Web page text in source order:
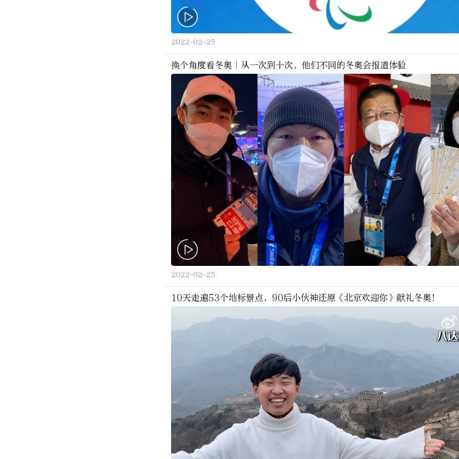
2022-02-25
换个角度看冬奥｜从一次到十次，他们不同的冬奥会报道体验
2022-02-25
10天走遍53个地标景点，90后小伙神还原《北京欢迎你》献礼冬奥！